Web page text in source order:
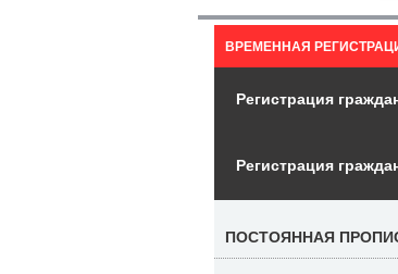
ВРЕМЕННАЯ
Регистрация
Регистрация
ПОСТОЯННАЯ